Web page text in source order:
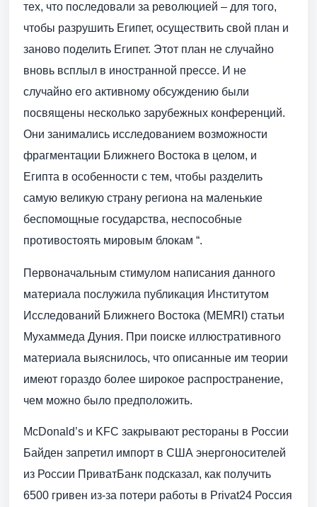
тех, что последовали за революцией – для того,
чтобы разрушить Египет, осуществить свой план и
заново поделить Египет. Этот план не случайно
вновь всплыл в иностранной прессе. И не
случайно его активному обсуждению были
посвящены несколько зарубежных конференций.
Они занимались исследованием возможности
фрагментации Ближнего Востока в целом, и
Египта в особенности с тем, чтобы разделить
самую великую страну региона на маленькие
беспомощные государства, неспособные
противостоять мировым блокам “.
Первоначальным стимулом написания данного
материала послужила публикация Институтом
Исследований Ближнего Востока (MEMRI) статьи
Мухаммеда Дуния. При поиске иллюстративного
материала выяснилось, что описанные им теории
имеют гораздо более широкое распространение,
чем можно было предположить.
McDonald’s и KFC закрывают рестораны в России
Байден запретил импорт в США энергоносителей
из России ПриватБанк подсказал, как получить
6500 гривен из-за потери работы в Privat24 Россия